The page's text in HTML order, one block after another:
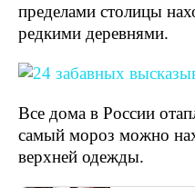
пределами столицы
редкими деревнями.
Все дома в России
самый мороз можно
верхней одежды.